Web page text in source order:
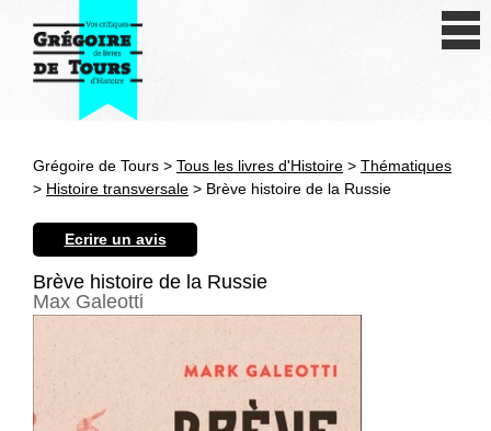
Antiquité
Epoque moderne
XXe siècle
Autres civilisations
Grégoire de Tours > Tous les livres d'Histoire > Thématiques
> Histoire transversale > Brève histoire de la Russie
Ecrire un avis
Brève histoire de la Russie
Max Galeotti